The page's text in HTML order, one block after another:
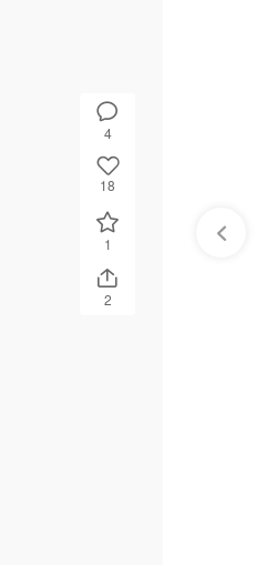
4
18
1
2